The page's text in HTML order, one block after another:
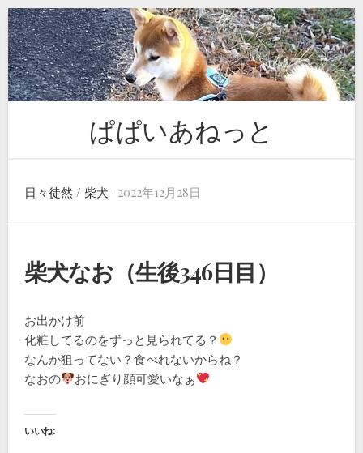
Skip
to
content
ぱぱいあねっと
日々徒然 / 柴犬 · 2022年12月28日
柴犬なお（生後346日目）
お出かけ前
化粧してるのをずっと見られてる？
なんか狙ってない？食べれないからね？
なおの
おにぎり顔可愛いなぁ
いいね: